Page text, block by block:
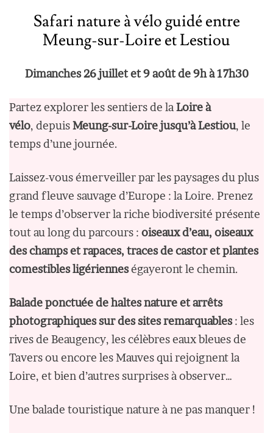
Safari nature à vélo guidé entre
Meung-sur-Loire et Lestiou
Dimanches 26 juillet et 9 août de 9h à 17h30
Partez explorer les sentiers de la Loire à
vélo, depuisMeung-sur-Loire jusqu’à Lestiou, le
temps d’une journée.
Laissez-vous émerveiller par les paysages du plus
grand fleuve sauvage d’Europe : la Loire. Prenez
le temps d’observer la riche biodiversité présente
tout au long du parcours : oiseaux d’eau, oiseaux
des champs et rapaces, traces de castor et plantes
comestibles ligérienneségayeront le chemin.
Balade ponctuée de haltes nature et arrêts
photographiques sur des sites remarquables: les
rives de Beaugency, les célèbres eaux bleues de
Tavers ou encore les Mauves qui rejoignent la
Loire, et bien d’autres surprises à observer…
Une balade touristique nature à ne pas manquer !